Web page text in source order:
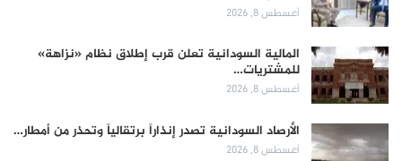
أغسطس 8, 2026
المالية السودانية تعلن قرب إطلاق نظام «نزاهة»
للمشتريات…
أغسطس 8, 2026
الأرصاد السودانية تصدر إنذاراً برتقالياً وتحذر من أمطار…
أغسطس 8, 2026